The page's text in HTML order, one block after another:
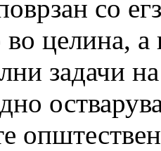
со
целина, а
задачи